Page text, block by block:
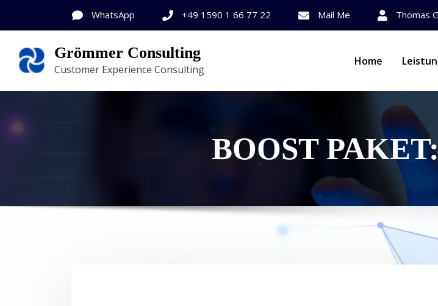
WhatsApp +49 1590 1 66 77 22 Mail Me Thomas
Grömmer Consulting
Customer Experience Consulting
Home
BOOST